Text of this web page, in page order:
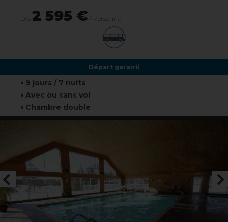
Dès 2 595 € / Personne
Départ garanti
9 jours / 7 nuits
Avec ou sans vol
Chambre double